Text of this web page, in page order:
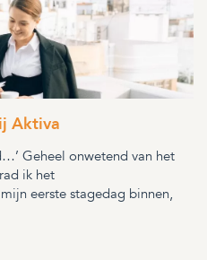
Aktiva
Geheel onwetend van het
ik het
eerste stagedag binnen,